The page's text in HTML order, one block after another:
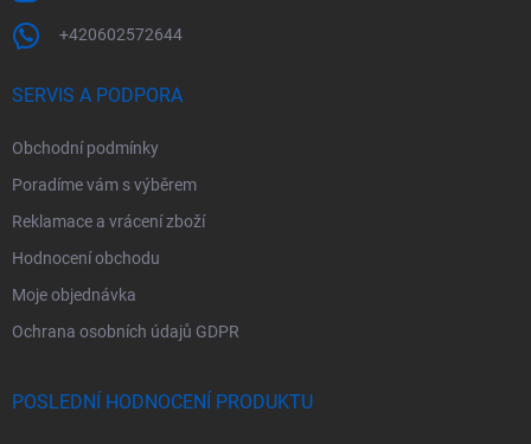
+420602572644
SERVIS A PODPORA
Obchodní podmínky
Poradíme vám s výběrem
Reklamace a vrácení zboží
Hodnocení obchodu
Moje objednávka
Ochrana osobních údajů GDPR
POSLEDNÍ HODNOCENÍ PRODUKTU